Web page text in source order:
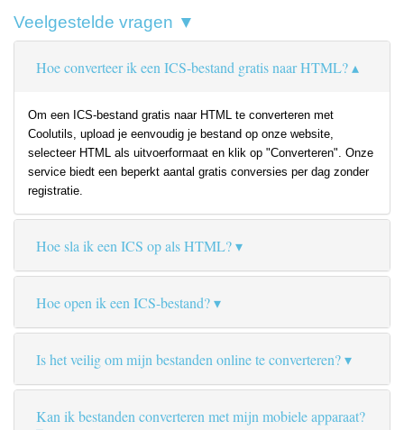
Veelgestelde vragen ▼
Hoe converteer ik een ICS-bestand gratis naar HTML?
Om een ICS-bestand gratis naar HTML te converteren met
Coolutils, upload je eenvoudig je bestand op onze website,
selecteer HTML als uitvoerformaat en klik op "Converteren". Onze
service biedt een beperkt aantal gratis conversies per dag zonder
registratie.
Hoe sla ik een ICS op als HTML?
Hoe open ik een ICS-bestand?
Is het veilig om mijn bestanden online te converteren?
Kan ik bestanden converteren met mijn mobiele apparaat?